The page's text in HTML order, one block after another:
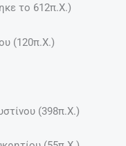
το 612π.Χ.)
(120π.Χ.)
(398π.Χ.)